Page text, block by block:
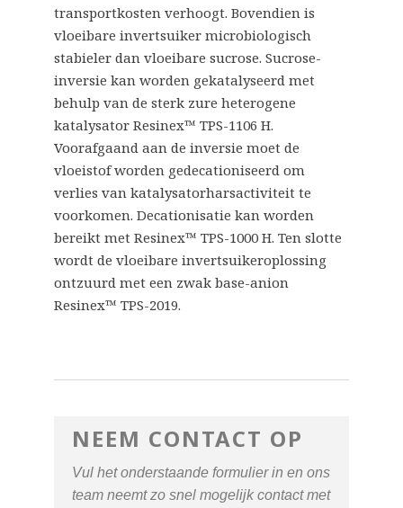
transportkosten verhoogt. Bovendien is
vloeibare invertsuiker microbiologisch
stabieler dan vloeibare sucrose. Sucrose-
inversie kan worden gekatalyseerd met
behulp van de sterk zure heterogene
katalysator Resinex™ TPS-1106 H.
Voorafgaand aan de inversie moet de
vloeistof worden gedecationiseerd om
verlies van katalysatorharsactiviteit te
voorkomen. Decationisatie kan worden
bereikt met Resinex™ TPS-1000 H. Ten slotte
wordt de vloeibare invertsuikeroplossing
ontzuurd met een zwak base-anion
Resinex™ TPS-2019.
NEEM CONTACT OP
Vul het onderstaande formulier in en ons
team neemt zo snel mogelijk contact met